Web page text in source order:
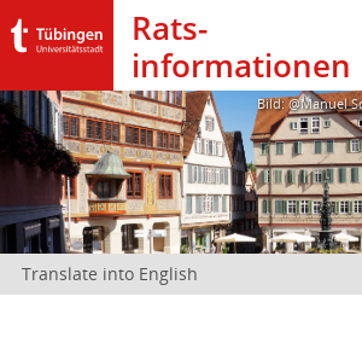
Rats­
informationen
Bild: @Manuel
Translate into English